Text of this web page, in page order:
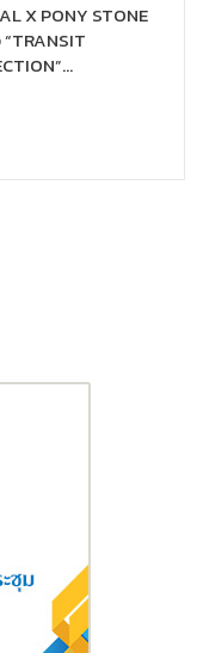
วยสมจริงทุกการ
หลายแบรนด์ชั้นนำ อาทิ
งก์ชัน Built in
ยอดขายอันดับ 1 ของ
ว จากทีซีแอล ส่วนแอลจี
สเคลื่อนที่ และปรับหมุน
นเทนต์ได้อย่างลงตัว
ด้วยเครื่องใช้ไฟฟ้า
X PONY STONE